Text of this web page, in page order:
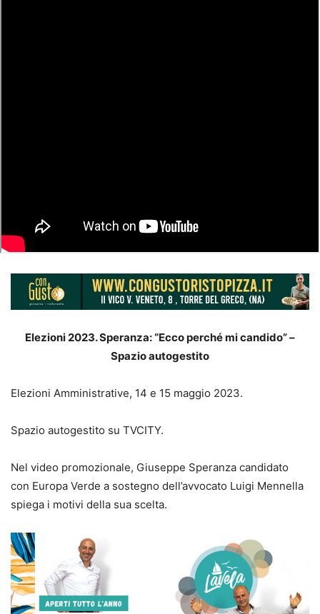
Elezioni 2023. Speranza: “Ecco perché mi candido” –
Spazio autogestito
Elezioni Amministrative, 14 e 15 maggio 2023.
Spazio autogestito su TVCITY.
Nel video promozionale, Giuseppe Speranza candidato
con Europa Verde a sostegno dell’avvocato Luigi Mennella
spiega i motivi della sua scelta.